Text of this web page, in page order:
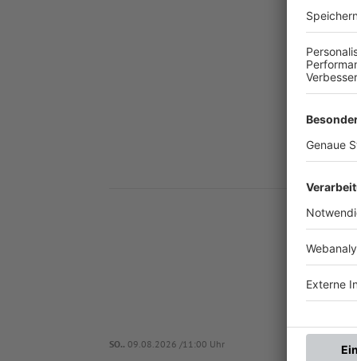
SO.. 09.08.2026 /11:00 Uhr